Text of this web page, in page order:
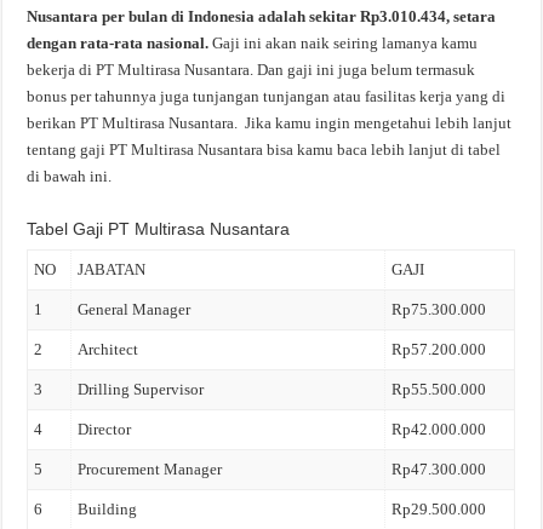
Nusantara per bulan di Indonesia adalah sekitar Rp3.010.434, setara
dengan rata-rata nasional.Gaji ini akan naik seiring lamanya kamu
bekerja di PT Multirasa Nusantara. Dan gaji ini juga belum termasuk
bonus per tahunnya juga tunjangan tunjangan atau fasilitas kerja yang di
berikan PT Multirasa Nusantara. Jika kamu ingin mengetahui lebih lanjut
tentang gaji PT Multirasa Nusantara bisa kamu baca lebih lanjut di tabel
di bawah ini.
Tabel Gaji PT Multirasa Nusantara
NO JABATAN GAJI
1 General Manager Rp75.300.000
2 Architect Rp57.200.000
3 Drilling Supervisor Rp55.500.000
4 Director Rp42.000.000
5 Procurement Manager Rp47.300.000
6 Building Rp29.500.000